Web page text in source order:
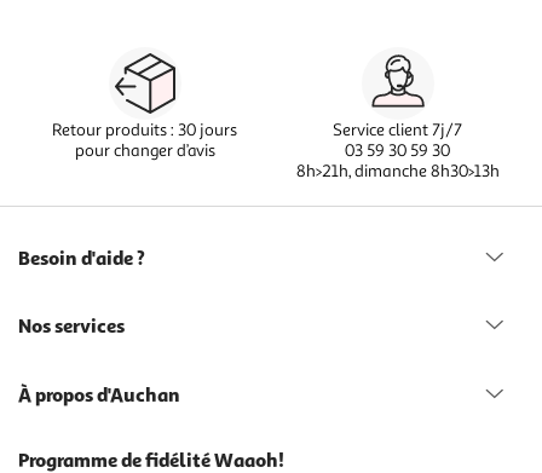
Retour produits : 30 jours
pour changer d’avis
Service client 7j/7
03 59 30 59 30
8h>21h, dimanche 8h30>13h
Besoin d'aide ?
Nos services
À propos d'Auchan
Programme de fidélité Waaoh!